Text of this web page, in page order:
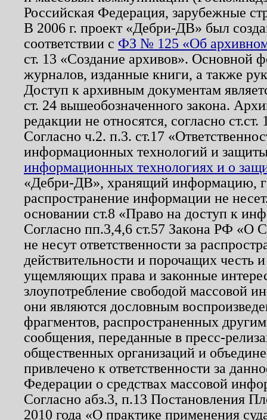
Российская Федерация, зарубежные
В 2006 г. проект «Дебри-ДВ» был
соответствии с ФЗ № 125 «Об
ст. 13 «Создание архивов». Основной
журналов, изданные книги, а также
Доступ к архивным документам
ст. 24 вышеобозначенного закона.
редакции не относятся, согласно
Согласно ч.2. п.3. ст.17
информационных технологий и
информационных технологиях и о
«Дебри-ДВ», хранящий информацию,
распространение информации не
основании ст.8 «Право на доступ к
Согласно пп.3,4,6 ст.57 Закона РФ «О
не несут ответственности за
действительности и порочащих честь
ущемляющих права и законные
злоупотребление свободой массовой
они являются дословным
фрагментов, распространенных
сообщения, переданные в пресс-
общественных организаций и
привлечено к ответственности за
Федерации о средствах массовой
Согласно абз.3, п.13 Постановления
2010 года «О практике применения